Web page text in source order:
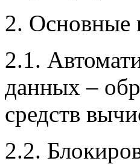
2. Основные
2.1.
данных –
средств
2.2.